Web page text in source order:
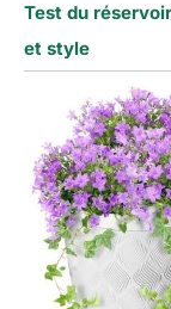
Test du
et style